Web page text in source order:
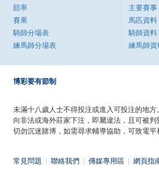
賠率
賽果
騎師分場表
練馬師分場表
主要賽事
馬匹資料
騎師資料
練馬師資
博彩要有節制
未滿十八歲人士不得投注或進入可投注的地方。
向非法或海外莊家下注，即屬違法，且可被判
切勿沉迷賭博，如需尋求輔導協助，可致電平
常見問題 聯絡我們 傳媒專用區 網頁指